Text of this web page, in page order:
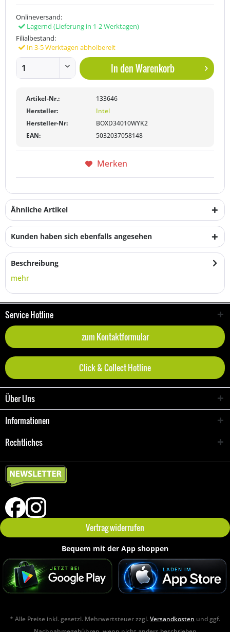
Onlineversand:
Lagernd (Lieferung in 1-2 Werktagen)
Filialbestand:
In 3-5 Werktagen abholbereit
In denWarenkorb
Artikel-Nr.:
133646
Hersteller:
Intel
Hersteller-Nr:
BOXD34010WYK2
EAN:
5032037058148
Merken
Ähnliche Artikel
Kunden haben sich ebenfalls angesehen
Beschreibung
mehr
Service Hotline
zum Kontaktformular
Click & Collect Hotline
Über Uns
Informationen
Rechtliches
Vertrag widerrufen
Bequem mit der App shoppen
* Alle Preise inkl. gesetzl. Mehrwertsteuer zzgl.Versandkosten und ggf.